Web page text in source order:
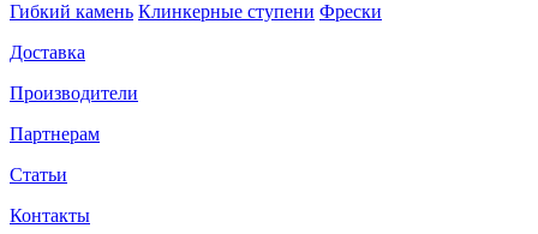
Гибкий камень Клинкерные ступени Фрески
Доставка
Производители
Партнерам
Статьи
Контакты